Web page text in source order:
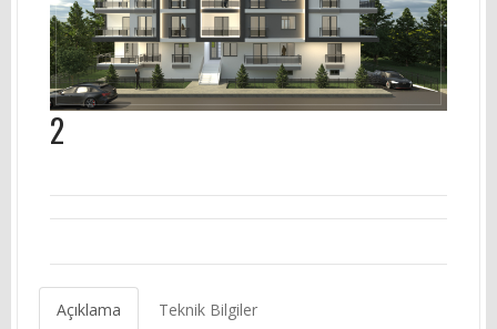
2
Açıklama Teknik Bilgiler